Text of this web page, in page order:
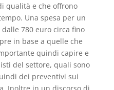
qualità e che offrono
Una spesa per un
780 euro circa fino
in base a quelle che
quindi capire e
del settore, quali sono
dei preventivi sui